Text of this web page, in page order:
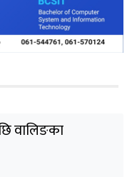
वालिङका